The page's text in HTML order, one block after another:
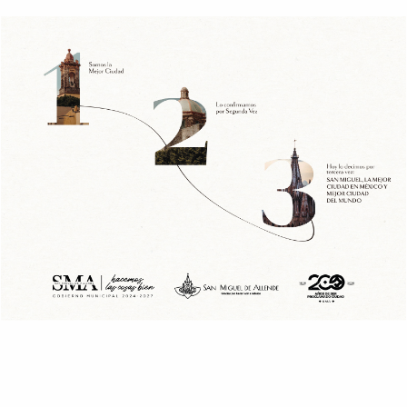
¡Prepárate! Fenal en León se
extiende a 10 días
Autoridades municipales presentaron en Guanajuato, Capital
la edición 34 de la Feria Nacional del Libro que se realizará